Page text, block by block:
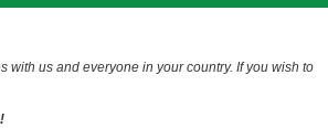
with us and everyone in your country. If you wish to